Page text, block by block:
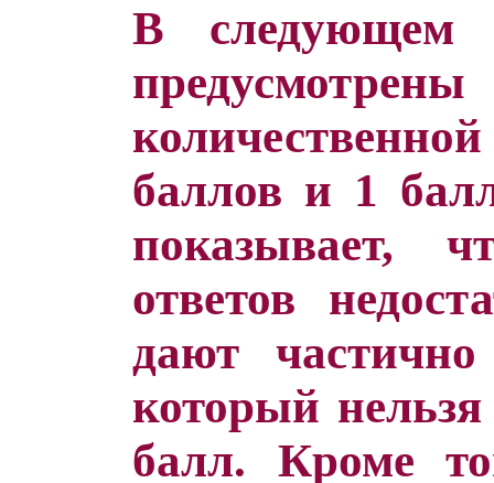
В следующем
баллов и 1
показывает,
ответов
дают
который
балл. Кроме